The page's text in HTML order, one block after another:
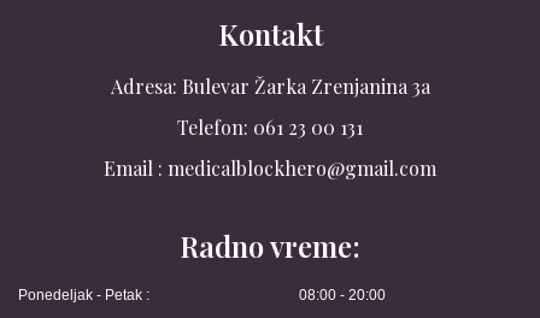
Kontakt
Adresa: Bulevar Žarka Zrenjanina 3a
Telefon: 061 23 00 131
Email : medicalblockhero@gmail.com
Radno vreme:
Ponedeljak - Petak :
08:00 - 20:00